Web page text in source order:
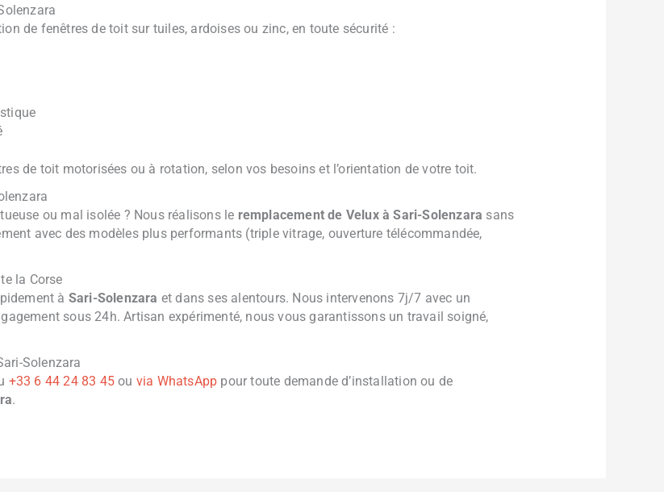
de fenêtres de toit sur tuiles, ardoises ou zinc, en toute sécurité :
de toit motorisées ou à rotation, selon vos besoins et l’orientation de votre toit.
ou mal isolée ? Nous réalisons le remplacement de Velux à Sari-Solenzara sans
avec des modèles plus performants (triple vitrage, ouverture télécommandée,
la Corse
à Sari-Solenzara et dans ses alentours. Nous intervenons 7j/7 avec un
sous 24h. Artisan expérimenté, nous vous garantissons un travail soigné,
Solenzara
+33 6 44 24 83 45ou via WhatsApp pour toute demande d’installation ou de
.